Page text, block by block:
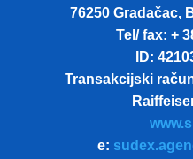
76250 Gradačac,
Tel/ fax: +
ID:
Transakcijski
e: